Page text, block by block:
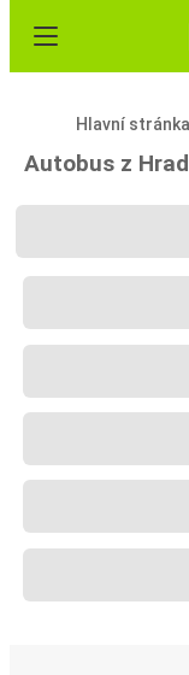
Hlavní stránka
Autobus z